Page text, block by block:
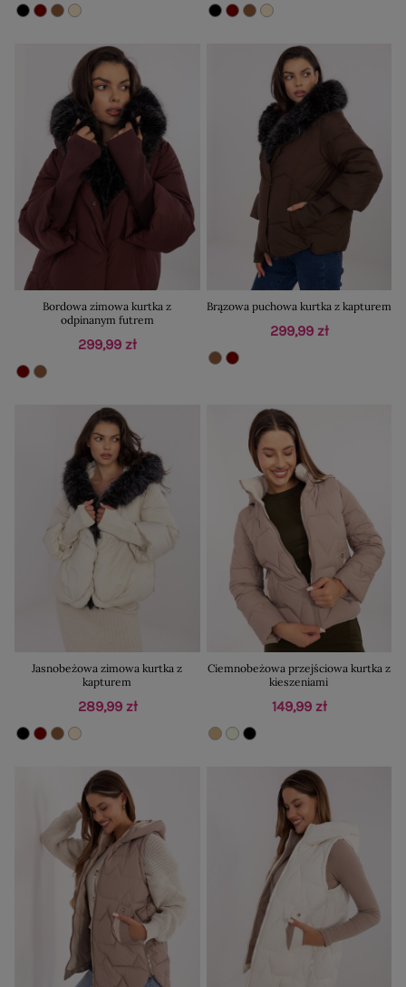
Bordowa zimowa kurtka z
odpinanym futrem
299,99 zł
Brązowa puchowa kurtka z kapturem
299,99 zł
Jasnobeżowa zimowa kurtka z
kapturem
289,99 zł
Ciemnobeżowa przejściowa kurtka z
kieszeniami
149,99 zł